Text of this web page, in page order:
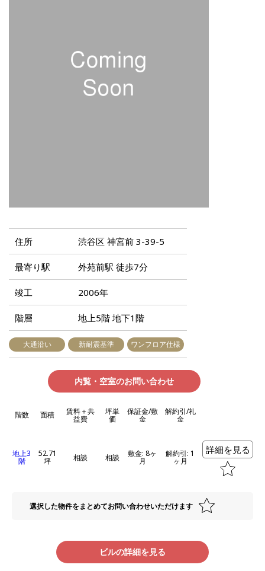
住所 渋谷区 神宮前 3-39-5
最寄り駅 外苑前駅 徒歩7分
竣工 2006年
階層 地上5階 地下1階
大通沿い 新耐震基準 ワンフロア仕様
内覧・空室のお問い合わせ
階数 面積 賃料＋共
益費
坪単
価
保証金/敷
金
解約引/礼
金
地上3
階
52.71
坪 相談 相談 敷金: 8ヶ
月
解約引: 1
ヶ月
詳細を見る
選択した物件をまとめてお問い合わせいただけます
ビルの詳細を見る